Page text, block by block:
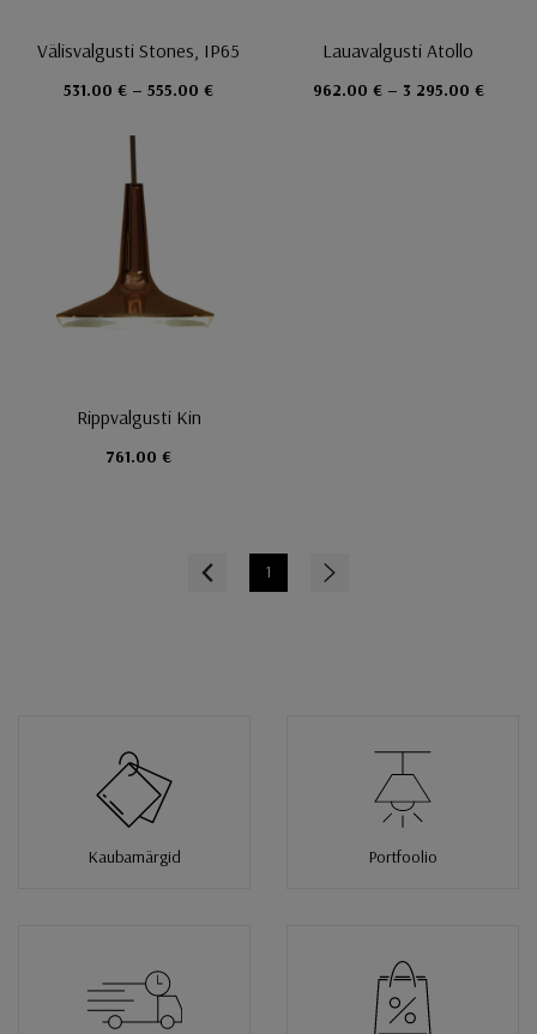
Välisvalgusti Stones, IP65
531.00 € – 555.00 €
Lauavalgusti Atollo
962.00 € – 3 295.00 €
Rippvalgusti Kin
761.00 €
Prev 1 Next
Kaubamärgid Portfoolio